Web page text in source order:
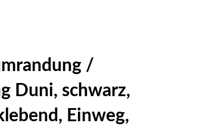
/
Duni, schwarz,
Einweg,